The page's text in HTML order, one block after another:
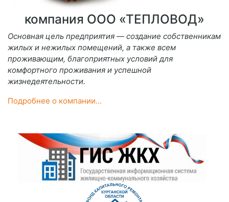
компания ООО «ТЕПЛОВОД»
Основная цель предприятия — создание собственникам
жилых и нежилых помещений, а также всем
проживающим, благоприятных условий для
комфортного проживания и успешной
жизнедеятельности.
Подробнее о компании...